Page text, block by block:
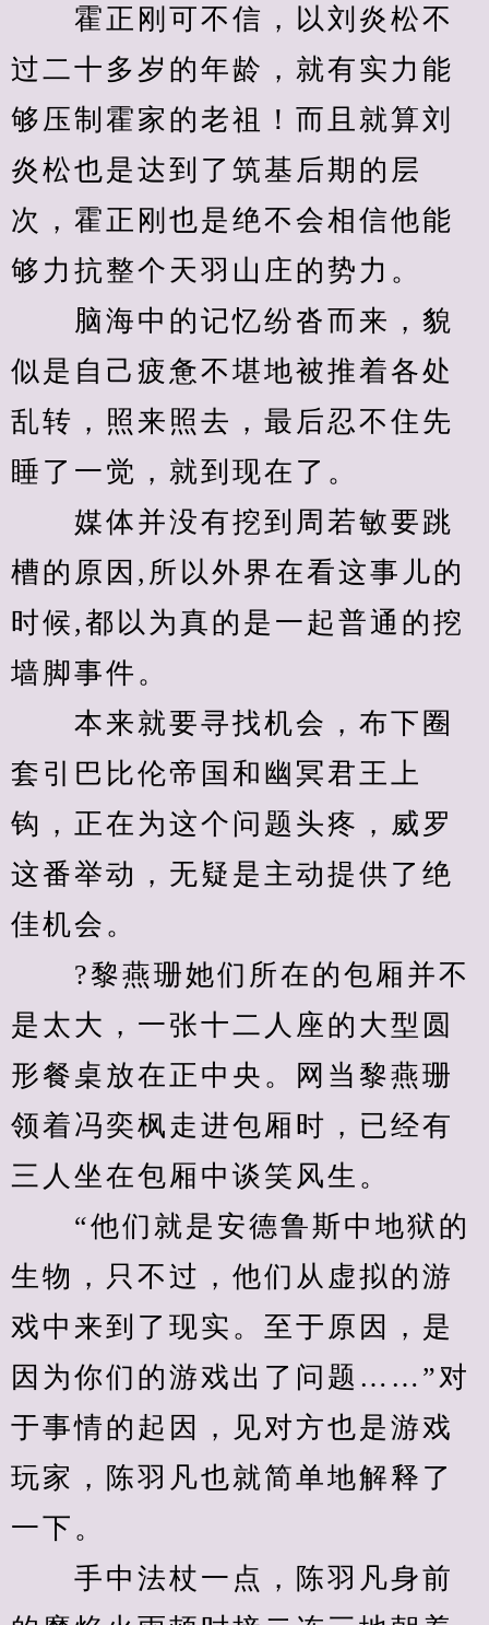
霍正刚可不信，以刘炎松不
过二十多岁的年龄，就有实力能
够压制霍家的老祖！而且就算刘
炎松也是达到了筑基后期的层
次，霍正刚也是绝不会相信他能
够力抗整个天羽山庄的势力。
脑海中的记忆纷沓而来，貌
似是自己疲惫不堪地被推着各处
乱转，照来照去，最后忍不住先
睡了一觉，就到现在了。
媒体并没有挖到周若敏要跳
槽的原因,所以外界在看这事儿的
时候,都以为真的是一起普通的挖
墙脚事件。
本来就要寻找机会，布下圈
套引巴比伦帝国和幽冥君王上
钩，正在为这个问题头疼，威罗
这番举动，无疑是主动提供了绝
佳机会。
?黎燕珊她们所在的包厢并不
是太大，一张十二人座的大型圆
形餐桌放在正中央。网当黎燕珊
领着冯奕枫走进包厢时，已经有
三人坐在包厢中谈笑风生。
“他们就是安德鲁斯中地狱的
生物，只不过，他们从虚拟的游
戏中来到了现实。至于原因，是
因为你们的游戏出了问题……”对
于事情的起因，见对方也是游戏
玩家，陈羽凡也就简单地解释了
一下。
手中法杖一点，陈羽凡身前